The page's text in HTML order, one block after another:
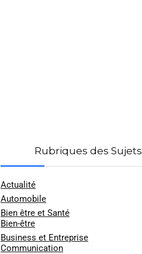
Rubriques des Sujets
Actualité
Automobile
Bien être et Santé
Bien-être
Business et Entreprise
Communication